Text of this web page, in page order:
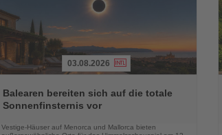
Sie
die
03.08.2026
Balearen bereiten sich auf die totale
Sonnenfinsternis vor
Vestige-Häuser auf Menorca und Mallorca bieten